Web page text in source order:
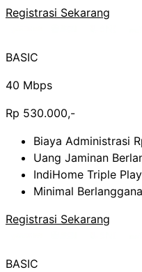
Registrasi Sekarang
BASIC
40 Mbps
Rp 530.000,-
Biaya Administrasi
Uang Jaminan
IndiHome Triple Play
Minimal
Registrasi Sekarang
BASIC